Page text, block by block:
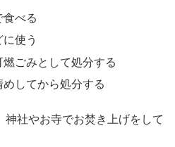
食べる
使う
ごみとして処分する
してから処分する
社やお寺でお焚き上げをして